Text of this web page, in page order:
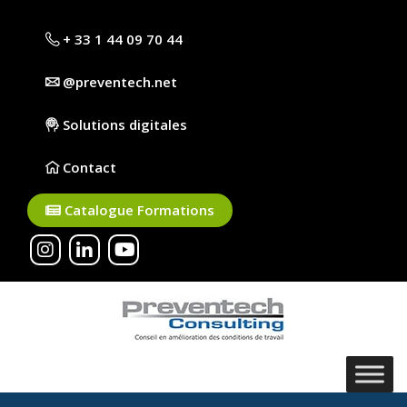
+ 33 1 44 09 70 44
@preventech.net
Solutions digitales
Contact
Catalogue Formations